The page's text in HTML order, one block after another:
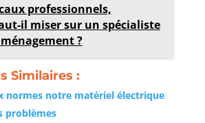
professionnels,
il miser sur un spécialiste
?
Similaires :
normes notre matériel électrique
problèmes